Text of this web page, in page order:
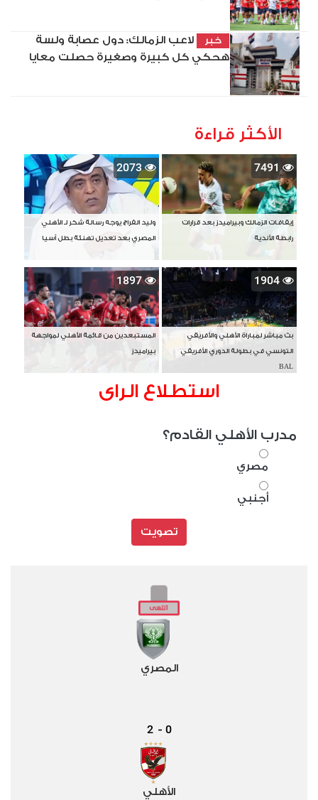
خبر
لاعب الزمالك: دول عصابة ولسة
هحكي كل كبيرة وصغيرة حصلت معايا
الأكثر قراءة
7491
إيقافات الزمالك وبيراميدز بعد قرارات
رابطة الأندية
2073
وليد الفراج يوجه رسالة شكر لـ الأهلي
المصري بعد تعديل تهنئة بطل آسيا
1904
بث مباشر لمباراة الأهلي والأفريقي
التونسي في بطولة الدوري الأفريقي
BAL
1897
المستبعدين من قائمة الأهلي لمواجهة
بيراميدز
استطلاع الراى
مدرب الأهلي القادم؟
مصري
أجنبي
تصويت
المصري
0
-
2
الأهلي